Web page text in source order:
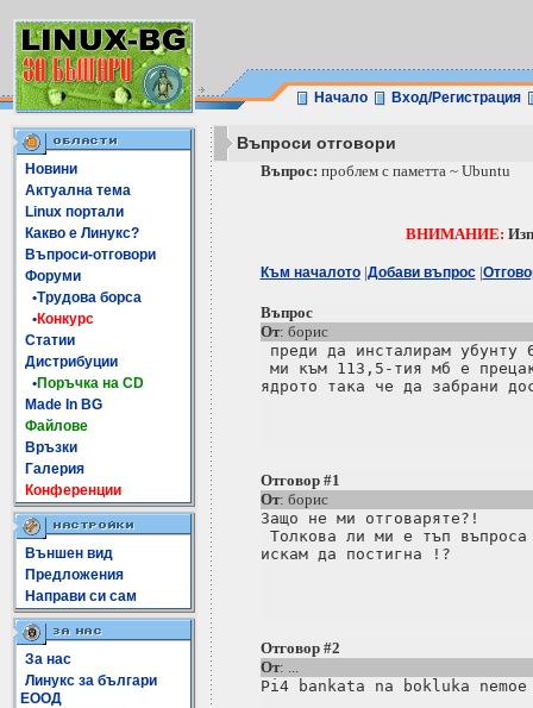
Начало Вход/Регистрация
Новини
Актуална тема
Linux портали
Какво е Линукс?
Въпроси-отговори
Форуми
•Трудова борса
•Конкурс
Статии
Дистрибуции
•Поръчка на CD
Made In BG
Файлове
Връзки
Галерия
Конференции
Външен вид
Предложения
Направи си сам
За нас
Линукс за българи
ЕООД
Въпроси отговори
Въпрос: проблем с паметта ~ Ubuntu
ВНИМАНИЕ:
Към началото|Добави въпрос|
Въпрос
От: борис
преди да инсталирам убунту
ми към 113,5-тия мб е
ядрото така че да забрани
Отговор #1
От: борис
Защо не ми отговаряте?!
Толкова ли ми е тъп
искам да постигна !?
Отговор #2
От: ...
Pi4 bankata na bokluka